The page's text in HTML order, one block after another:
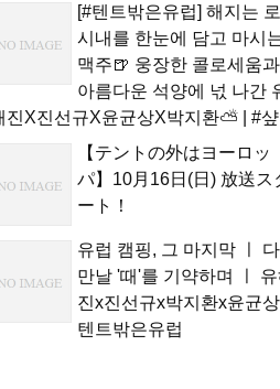
[#텐트밖은유럽] 해지는
시내를 한눈에 담고 마시
맥주🍺 웅장한 콜로세움과
아름다운 석양에 넋 나간
진X진선규X윤균상X박지환⛅ | #샾
【テントの外はヨーロッ
パ】10月16日(日) 放送ス
ート！
유럽 캠핑, 그 마지막 ㅣ 다
만날 '때'를 기약하며 ㅣ 유
진x진선규x박지환x윤균
텐트밖은유럽